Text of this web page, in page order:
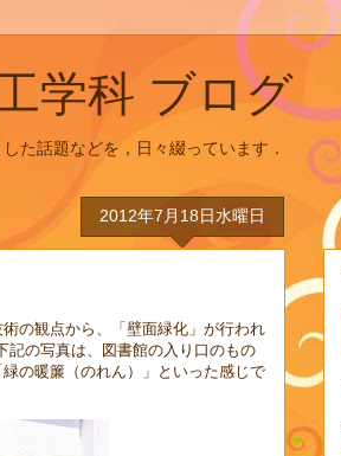
学科 ブログ
た話題などを，日々綴っています．
2012年7月18日水曜日
の観点から、「壁面緑化」が行われ
記の写真は、図書館の入り口のもの
の暖簾（のれん）」といった感じで